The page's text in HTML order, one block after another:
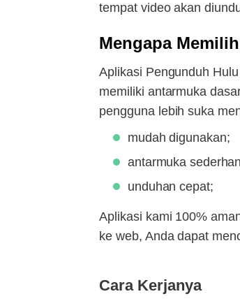
tempat video akan
Mengapa
Aplikasi Pengunduh
memiliki antarmuka
pengguna lebih suka
mudah digunakan;
antarmuka
unduhan cepat;
Aplikasi kami 100%
ke web, Anda dapat
Cara Kerjanya